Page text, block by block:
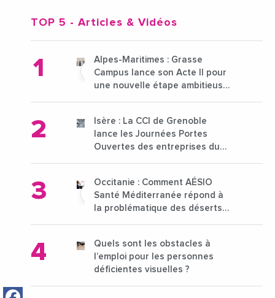
TOP 5 - Articles & Vidéos
Alpes-Maritimes : Grasse
Campus lance son Acte II pour
une nouvelle étape ambitieuse
Isère : La CCI de Grenoble
lance les Journées Portes
Ouvertes des entreprises du
Occitanie : Comment AÉSIO
Santé Méditerranée répond à
la problématique des déserts
Quels sont les obstacles à
l’emploi pour les personnes
déficientes visuelles ?